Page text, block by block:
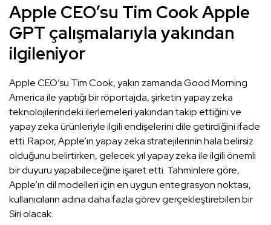
Apple CEO’su Tim Cook Apple
GPT çalışmalarıyla yakından
ilgileniyor
Apple CEO’su Tim Cook, yakın zamanda Good Morning
America ile yaptığı bir röportajda, şirketin yapay zeka
teknolojilerindeki ilerlemeleri yakından takip ettiğini ve
yapay zeka ürünleriyle ilgili endişelerini dile getirdiğini ifade
etti. Rapor, Apple’ın yapay zeka stratejilerinin hala belirsiz
olduğunu belirtirken, gelecek yıl yapay zeka ile ilgili önemli
bir duyuru yapabileceğine işaret etti. Tahminlere göre,
Apple’ın dil modelleri için en uygun entegrasyon noktası,
kullanıcıların adına daha fazla görev gerçekleştirebilen bir
Siri olacak.